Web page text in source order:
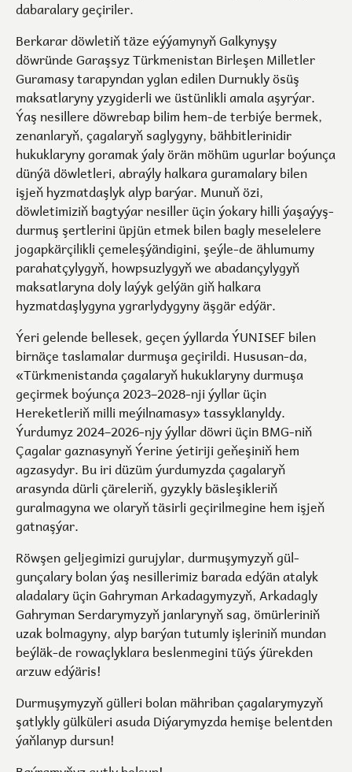
dabaralary geçiriler.
Berkarar döwletiň täze eýýamynyň Galkynyşy
döwründe Garaşsyz Türkmenistan Birleşen Milletler
Guramasy tarapyndan yglan edilen Durnukly ösüş
maksatlaryny yzygiderli we üstünlikli amala aşyrýar.
Ýaş nesillere döwrebap bilim hem-de terbiýe bermek,
zenanlaryň, çagalaryň saglygyny, bähbitlerinidir
hukuklaryny goramak ýaly örän möhüm ugurlar boýunça
dünýä döwletleri, abraýly halkara guramalary bilen
işjeň hyzmatdaşlyk alyp barýar. Munuň özi,
döwletimiziň bagtyýar nesiller üçin ýokary hilli ýaşaýyş-
durmuş şertlerini üpjün etmek bilen bagly meselelere
jogapkärçilikli çemeleşýändigini, şeýle-de ählumumy
parahatçylygyň, howpsuzlygyň we abadançylygyň
maksatlaryna doly laýyk gelýän giň halkara
hyzmatdaşlygyna ygrarlydygyny äşgär edýär.
Ýeri gelende bellesek, geçen ýyllarda ÝUNISEF bilen
birnäçe taslamalar durmuşa geçirildi. Hususan-da,
«Türkmenistanda çagalaryň hukuklaryny durmuşa
geçirmek boýunça 2023–2028-nji ýyllar üçin
Hereketleriň milli meýilnamasy» tassyklanyldy.
Ýurdumyz 2024–2026-njy ýyllar döwri üçin BMG-niň
Çagalar gaznasynyň Ýerine ýetiriji geňeşiniň hem
agzasydyr. Bu iri düzüm ýurdumyzda çagalaryň
arasynda dürli çäreleriň, gyzykly bäsleşikleriň
guralmagyna we olaryň täsirli geçirilmegine hem işjeň
gatnaşýar.
Röwşen geljegimizi gurujylar, durmuşymyzyň gül-
gunçalary bolan ýaş nesillerimiz barada edýän atalyk
aladalary üçin Gahryman Arkadagymyzyň, Arkadagly
Gahryman Serdarymyzyň janlarynyň sag, ömürleriniň
uzak bolmagyny, alyp barýan tutumly işleriniň mundan
beýläk-de rowaçlyklara beslenmegini tüýs ýürekden
arzuw edýäris!
Durmuşymyzyň gülleri bolan mähriban çagalarymyzyň
şatlykly gülküleri asuda Diýarymyzda hemişe belentden
ýaňlanyp dursun!